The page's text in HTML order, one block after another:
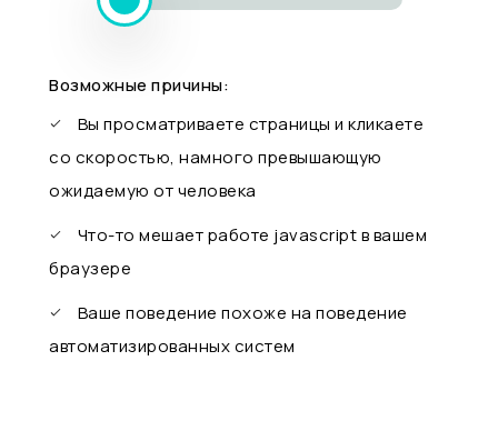
Возможные причины:
Вы просматриваете страницы и кликаете
со скоростью, намного превышающую
ожидаемую от человека
Что-то мешает работе javascript в вашем
браузере
Ваше поведение похоже на поведение
автоматизированных систем